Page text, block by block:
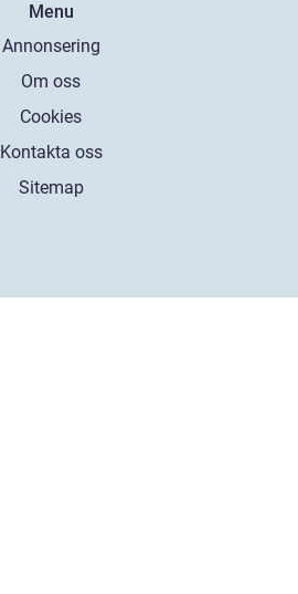
Menu
Annonsering
Om oss
Cookies
Kontakta oss
Sitemap